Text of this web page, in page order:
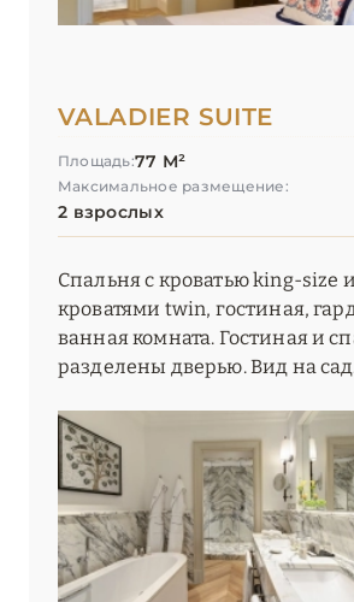
VALADIER SUITE
Площадь:77 М²
Максимальное размещение:
2 взрослых
Спальня с кроватью king-size
кроватями twin, гостиная,
ванная комната. Гостиная и
разделены дверью. Вид на